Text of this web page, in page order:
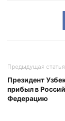
Предыдущая статья
Президент
прибыл в
Федерацию